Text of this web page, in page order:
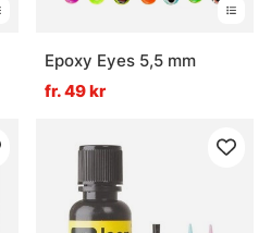
Epoxy Eyes 5,5 mm
fr. 49 kr